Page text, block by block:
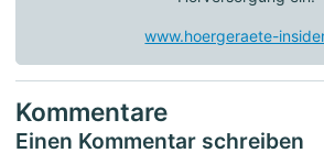
www.hoergeraete-
Kommentare
Einen Kommentar schreiben